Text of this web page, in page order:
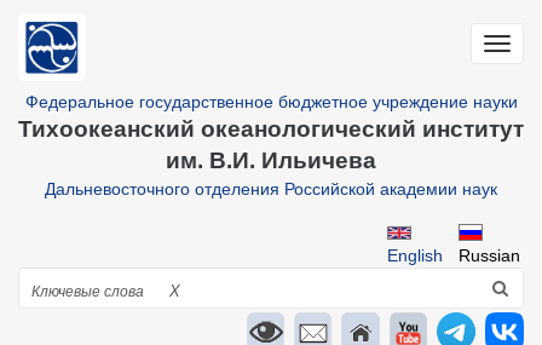
основному
Федеральное государственное бюджетное учреждение науки
Тихоокеанский океанологический институт
им. В.И. Ильичева
Дальневосточного отделения Российской академии наук
Russian
English
Поиск
X